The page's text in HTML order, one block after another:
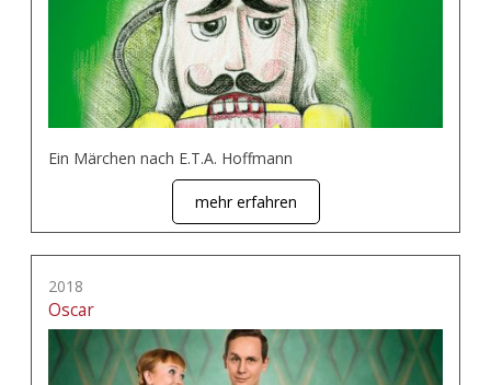
Ein Märchen nach E.T.A. Hoffmann
mehr erfahren
2018
Oscar